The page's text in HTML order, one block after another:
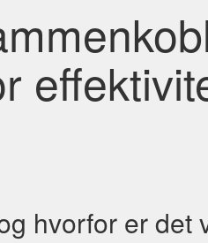
hvorfor er det